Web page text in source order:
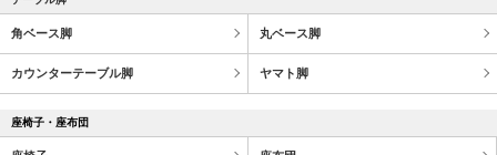
角ベース脚 丸ベース脚
カウンターテーブル脚 ヤマト脚
座椅子・座布団